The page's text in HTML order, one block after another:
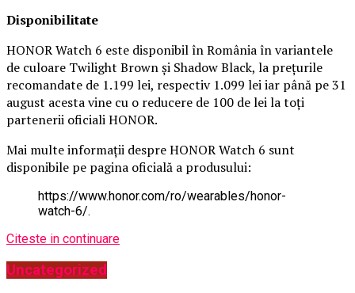
Disponibilitate
HONOR Watch 6 este disponibil în România în variantele
de culoare Twilight Brown și Shadow Black, la prețurile
recomandate de 1.199 lei, respectiv 1.099 lei iar până pe 31
august acesta vine cu o reducere de 100 de lei la toți
partenerii oficiali HONOR.
Mai multe informații despre HONOR Watch 6 sunt
disponibile pe pagina oficială a produsului:
https://www.honor.com/ro/wearables/honor-
watch-6/.
Citeste in continuare
Uncategorized